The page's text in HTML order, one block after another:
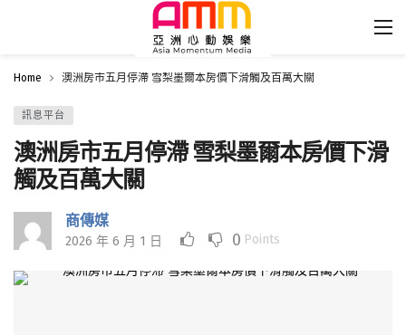
Home 澳洲房市五月停滯 雪梨墨爾本房價下滑觸及百萬大關
訊息平台
澳洲房市五月停滯 雪梨墨爾本房價下滑
觸及百萬大關
商傳媒
2026 年 6 月 1 日 0 Points